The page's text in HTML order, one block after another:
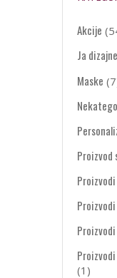
Akcije
Ja
Maske
Proizvod
(1)